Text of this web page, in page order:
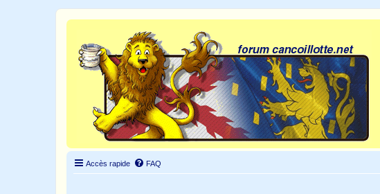
Accès rapide FAQ